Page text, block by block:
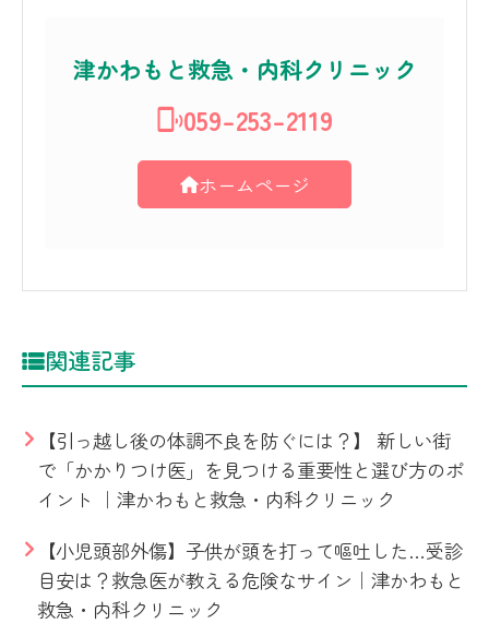
津かわもと救急・内科クリニック
059-253-2119
ホームページ
関連記事
【引っ越し後の体調不良を防ぐには？】 新しい街
で「かかりつけ医」を見つける重要性と選び方のポ
イント ｜津かわもと救急・内科クリニック
【小児頭部外傷】子供が頭を打って嘔吐した…受診
目安は？救急医が教える危険なサイン｜津かわもと
救急・内科クリニック